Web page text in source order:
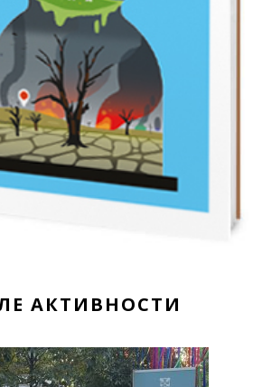
АКТИВНОСТИ